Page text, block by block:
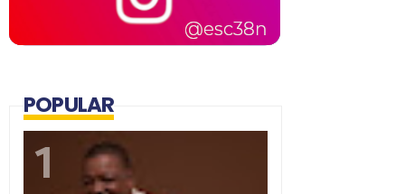
POPULAR